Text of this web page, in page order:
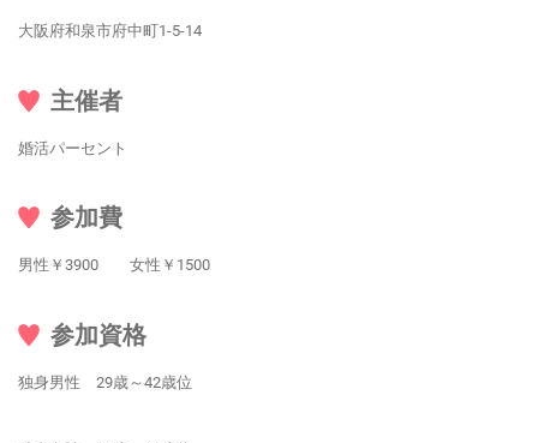
大阪府和泉市府中町1-5-14
主催者
婚活パーセント
参加費
男性￥3900 女性￥1500
参加資格
独身男性 29歳～42歳位